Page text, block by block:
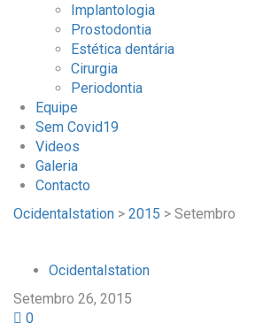
Implantologia
Prostodontia
Estética dentária
Cirurgia
Periodontia
Equipe
Sem Covid19
Videos
Galeria
Contacto
Ocidentalstation > 2015 > Setembro
Ocidentalstation
Setembro 26, 2015
0